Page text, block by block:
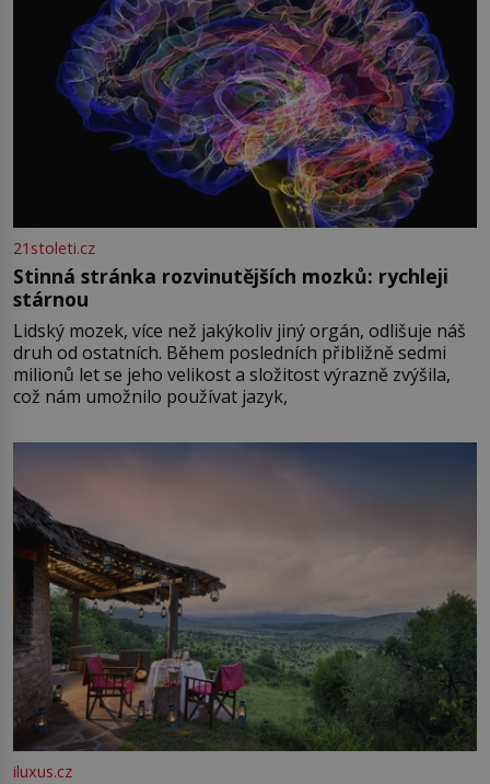
21stoleti.cz
Stinná stránka rozvinutějších mozků: rychleji
stárnou
Lidský mozek, více než jakýkoliv jiný orgán, odlišuje náš
druh od ostatních. Během posledních přibližně sedmi
milionů let se jeho velikost a složitost výrazně zvýšila,
což nám umožnilo používat jazyk,
iluxus.cz